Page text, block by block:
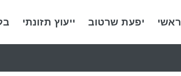
ראשי יפעת שרטוב ייעוץ תזונתי